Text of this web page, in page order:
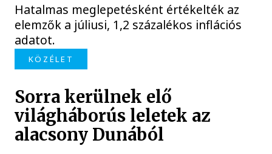
Hatalmas meglepetésként értékelték az
elemzők a júliusi, 1,2 százalékos inflációs
adatot.
KÖZÉLET
Sorra kerülnek elő
világháborús leletek az
alacsony Dunából